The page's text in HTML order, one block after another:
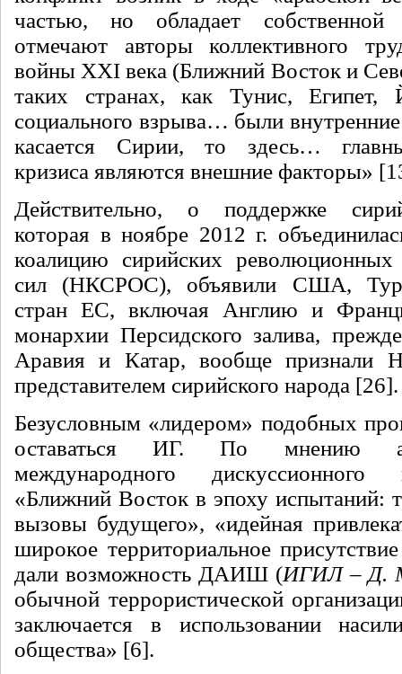
частью, но обладает
отмечают авторы коллективного
войны XXI века (Ближний Восток и
таких странах, как Тунис, Египет,
социального взрыва… были
касается Сирии, то здесь…
кризиса являются внешние факторы»
Действительно, о поддержке
которая в ноябре 2012 г.
коалицию сирийских
сил (НКСРОС), объявили США,
стран ЕС, включая Англию и
монархии Персидского залива,
Аравия и Катар, вообще признали
представителем сирийского народа [26].
Безусловным «лидером» подобных
оставаться ИГ. По мнению
международного
«Ближний Восток в эпоху испытаний:
вызовы будущего», «идейная
широкое территориальное
дали возможность ДАИШ (ИГИЛ – Д.
обычной террористической
заключается в использовании
общества» [6].